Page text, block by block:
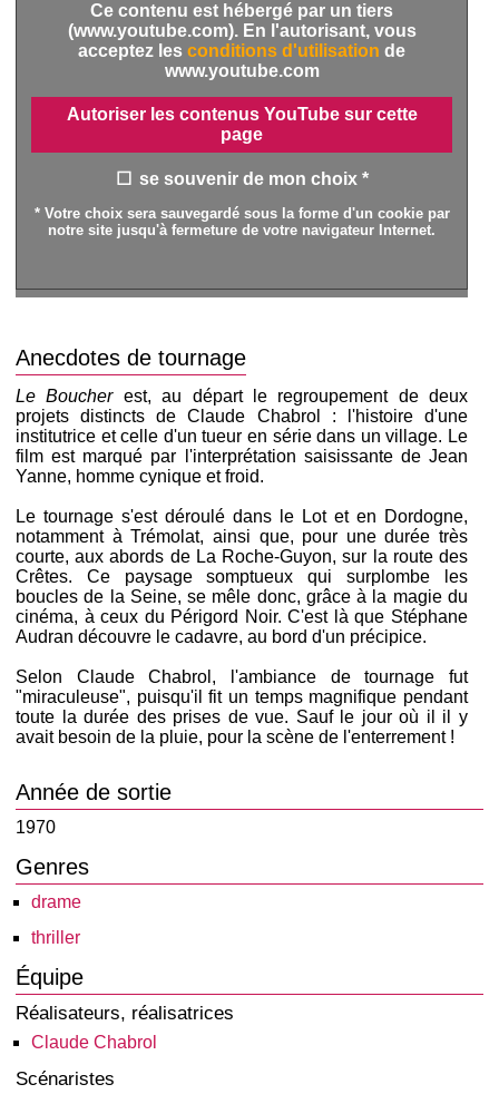
Ce contenu est hébergé par un tiers
(www.youtube.com). En l'autorisant, vous
acceptez les conditions d'utilisation de
www.youtube.com
Autoriser les contenus YouTube sur cette
page
se souvenir de mon choix *
* Votre choix sera sauvegardé sous la forme d'un cookie par
notre site jusqu'à fermeture de votre navigateur Internet.
Anecdotes de tournage
Le Boucherest, au départ le regroupement de deux
projets distincts de Claude Chabrol : l'histoire d'une
institutrice et celle d'un tueur en série dans un village. Le
film est marqué par l'interprétation saisissante de Jean
Yanne, homme cynique et froid.
Le tournage s'est déroulé dans le Lot et en Dordogne,
notamment à Trémolat, ainsi que, pour une durée très
courte, aux abords de La Roche-Guyon, sur la route des
Crêtes. Ce paysage somptueux qui surplombe les
boucles de la Seine, se mêle donc, grâce à la magie du
cinéma, à ceux du Périgord Noir. C'est là que Stéphane
Audran découvre le cadavre, au bord d'un précipice.
Selon Claude Chabrol, l'ambiance de tournage fut
"miraculeuse", puisqu'il fit un temps magnifique pendant
toute la durée des prises de vue. Sauf le jour où il il y
avait besoin de la pluie, pour la scène de l'enterrement !
Année de sortie
1970
Genres
drame
thriller
Équipe
Réalisateurs, réalisatrices
Claude Chabrol
Scénaristes